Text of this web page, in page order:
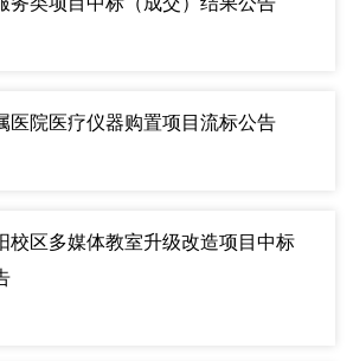
医院医疗仪器购置项目流标公告
校区多媒体教室升级改造项目中标